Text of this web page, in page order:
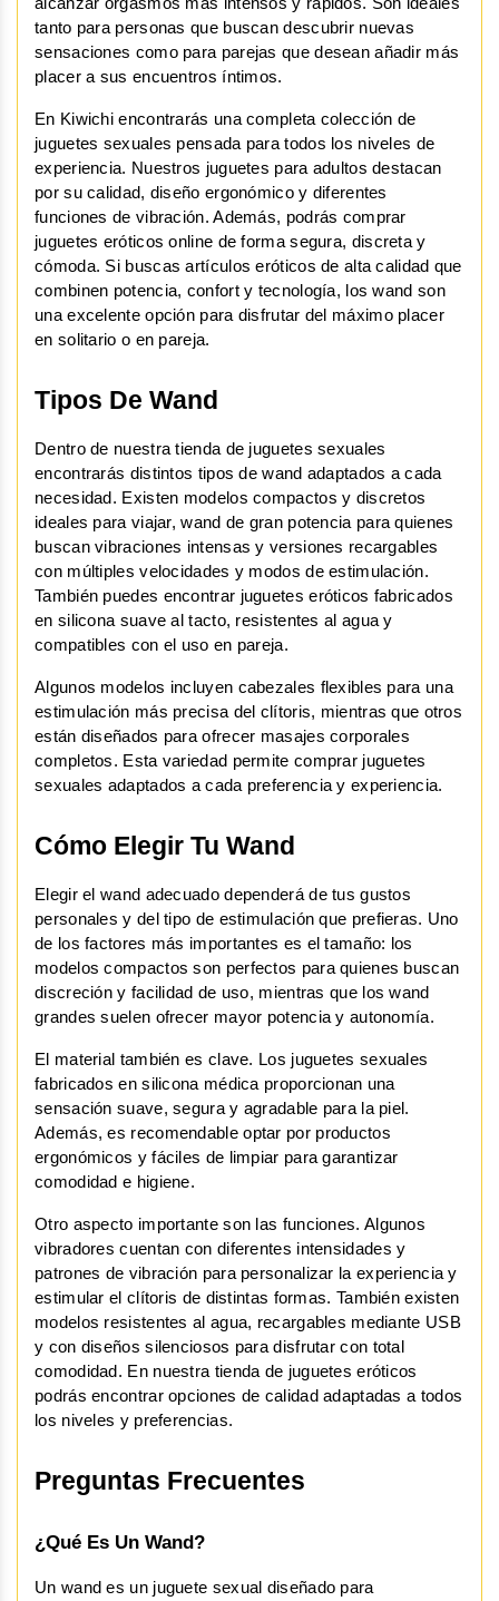
tanto para personas que buscan descubrir nuevas
sensaciones como para parejas que desean añadir más
placer a sus encuentros íntimos.
En Kiwichi encontrarás una completa colección de
juguetes sexuales pensada para todos los niveles de
experiencia. Nuestros juguetes para adultos destacan
por su calidad, diseño ergonómico y diferentes
funciones de vibración. Además, podrás comprar
juguetes eróticos online de forma segura, discreta y
cómoda. Si buscas artículos eróticos de alta calidad que
combinen potencia, confort y tecnología, los wand son
una excelente opción para disfrutar del máximo placer
en solitario o en pareja.
Tipos De Wand
Dentro de nuestra tienda de juguetes sexuales
encontrarás distintos tipos de wand adaptados a cada
necesidad. Existen modelos compactos y discretos
ideales para viajar, wand de gran potencia para quienes
buscan vibraciones intensas y versiones recargables
con múltiples velocidades y modos de estimulación.
También puedes encontrar juguetes eróticos fabricados
en silicona suave al tacto, resistentes al agua y
compatibles con el uso en pareja.
Algunos modelos incluyen cabezales flexibles para una
estimulación más precisa del clítoris, mientras que otros
están diseñados para ofrecer masajes corporales
completos. Esta variedad permite comprar juguetes
sexuales adaptados a cada preferencia y experiencia.
Cómo Elegir Tu Wand
Elegir el wand adecuado dependerá de tus gustos
personales y del tipo de estimulación que prefieras. Uno
de los factores más importantes es el tamaño: los
modelos compactos son perfectos para quienes buscan
discreción y facilidad de uso, mientras que los wand
grandes suelen ofrecer mayor potencia y autonomía.
El material también es clave. Los juguetes sexuales
fabricados en silicona médica proporcionan una
sensación suave, segura y agradable para la piel.
Además, es recomendable optar por productos
ergonómicos y fáciles de limpiar para garantizar
comodidad e higiene.
Otro aspecto importante son las funciones. Algunos
vibradores cuentan con diferentes intensidades y
patrones de vibración para personalizar la experiencia y
estimular el clítoris de distintas formas. También existen
modelos resistentes al agua, recargables mediante USB
y con diseños silenciosos para disfrutar con total
comodidad. En nuestra tienda de juguetes eróticos
podrás encontrar opciones de calidad adaptadas a todos
los niveles y preferencias.
Preguntas Frecuentes
¿Qué Es Un Wand?
Un wand es un juguete sexual diseñado para